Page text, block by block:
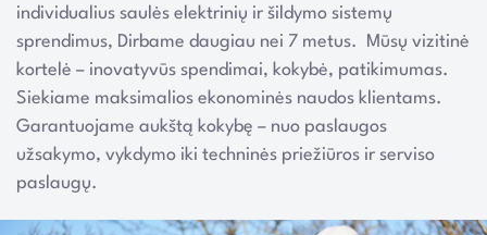
individualius saulės elektrinių ir šildymo sistemų
sprendimus, Dirbame daugiau nei 7 metus. Mūsų vizitinė
kortelė – inovatyvūs spendimai, kokybė, patikimumas.
Siekiame maksimalios ekonominės naudos klientams.
Garantuojame aukštą kokybę – nuo paslaugos
užsakymo, vykdymo iki techninės priežiūros ir serviso
paslaugų.